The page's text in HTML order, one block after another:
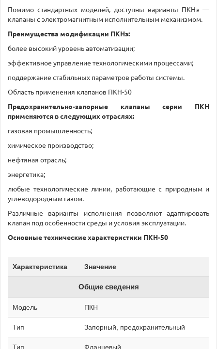
Помимо стандартных моделей, доступны варианты ПКНэ —
клапаны с электромагнитным исполнительным механизмом.
Преимущества модификации ПКНэ:
более высокий уровень автоматизации;
эффективное управление технологическими процессами;
поддержание стабильных параметров работы системы.
Область применения клапанов ПКН-50
Предохранительно-запорные клапаны серии ПКН
применяются в следующих отраслях:
газовая промышленность;
химическое производство;
нефтяная отрасль;
энергетика;
любые технологические линии, работающие с природным и
углеводородным газом.
Различные варианты исполнения позволяют адаптировать
клапан под особенности среды и условия эксплуатации.
Основные технические характеристики ПКН-50
Характеристика Значение
Общие сведения
Модель ПКН
Тип Запорный, предохранительный
Тип Фланцевый